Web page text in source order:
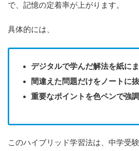
で、記憶の定着率が上がります。
具体的には、
デジタルで学んだ解法を紙に
間違えた問題だけをノートに
重要なポイントを色ペンで強
このハイブリッド学習法は、中学受